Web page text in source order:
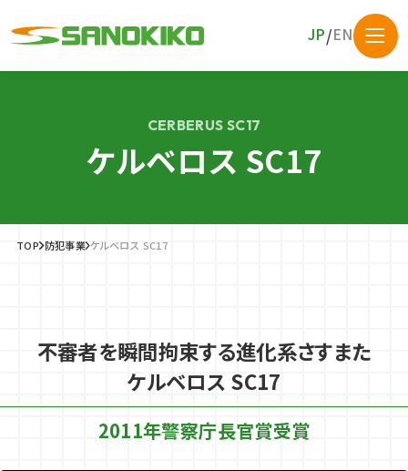
内容
TECHNOLOGY
ELECTRONIC COMMERCE
SANOKIKO
銅のキッチン・バス・園芸・生け
直営オンラインショップへ
JP/EN
実績・事例
技術・設備
採用情報
CERBERUS SC17
ケルベロス SC17
TOP 防犯事業 ケルベロス SC17
不審者を瞬間拘束する進化系さすまた
ケルベロス SC17
2011年警察庁長官賞受賞